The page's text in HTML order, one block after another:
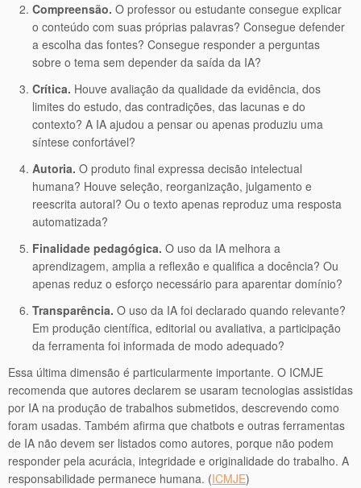
Compreensão. O professor ou estudante consegue explicar
o conteúdo com suas próprias palavras? Consegue defender
a escolha das fontes? Consegue responder a perguntas
sobre o tema sem depender da saída da IA?
Crítica. Houve avaliação da qualidade da evidência, dos
limites do estudo, das contradições, das lacunas e do
contexto? A IA ajudou a pensar ou apenas produziu uma
síntese confortável?
Autoria. O produto final expressa decisão intelectual
humana? Houve seleção, reorganização, julgamento e
reescrita autoral? Ou o texto apenas reproduz uma resposta
automatizada?
Finalidade pedagógica. O uso da IA melhora a
aprendizagem, amplia a reflexão e qualifica a docência? Ou
apenas reduz o esforço necessário para aparentar domínio?
Transparência. O uso da IA foi declarado quando relevante?
Em produção científica, editorial ou avaliativa, a participação
da ferramenta foi informada de modo adequado?
Essa última dimensão é particularmente importante. O ICMJE
recomenda que autores declarem se usaram tecnologias assistidas
por IA na produção de trabalhos submetidos, descrevendo como
foram usadas. Também afirma que chatbots e outras ferramentas
de IA não devem ser listados como autores, porque não podem
responder pela acurácia, integridade e originalidade do trabalho. A
responsabilidade permanece humana. (ICMJE)